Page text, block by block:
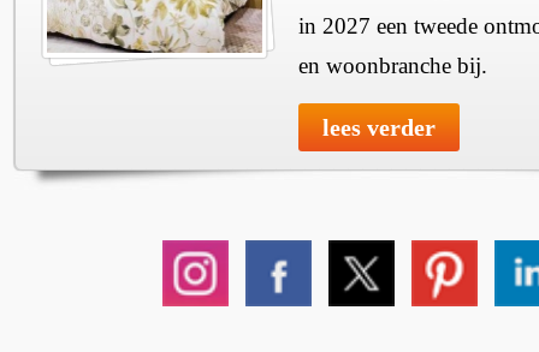
in 2027 een tweede
en woonbranche bij.
lees verder